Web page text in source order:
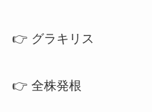
👉 グラキリス
👉 全株発根